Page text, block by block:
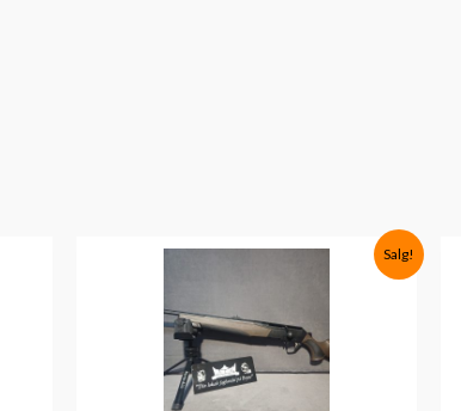
Salg!
Opprinnelig
kr36,990.
Nåværende